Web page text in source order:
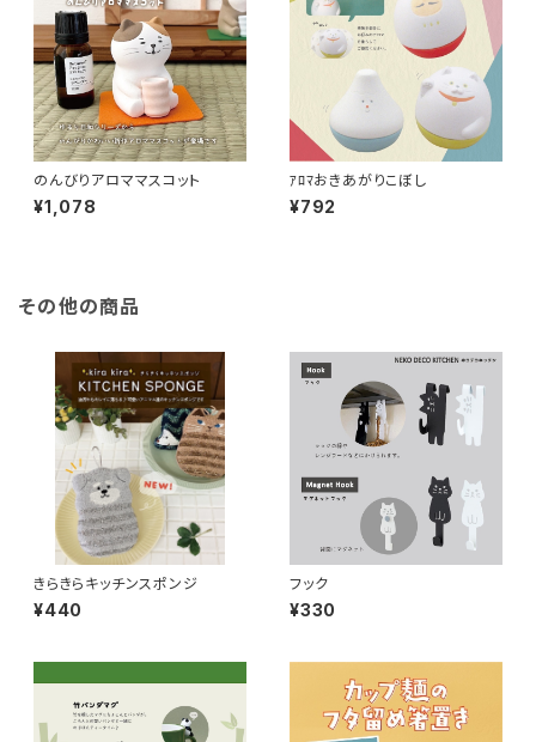
のんびりアロママスコット
¥1,078
ｱﾛﾏおきあがりこぼし
¥792
その他の商品
きらきらキッチンスポンジ
¥440
フック
¥330